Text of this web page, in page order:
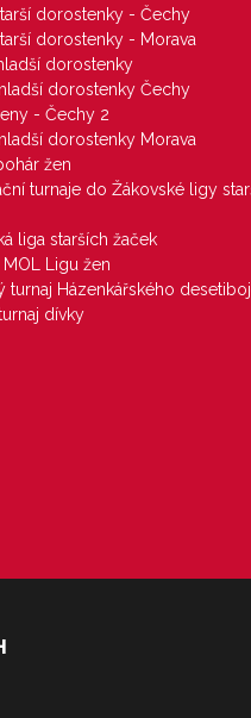
dorostenky - Čechy
dorostenky - Morava
dorostenky
dorostenky Čechy
- Čechy 2
dorostenky Morava
žen
turnaje do Žákovské ligy
liga starších žaček
MOL Ligu žen
turnaj Házenkářského
dívky